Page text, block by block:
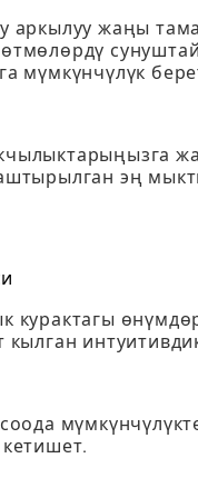
аркылуу жаңы
мүмкүнчүлүк
эң
курактагы